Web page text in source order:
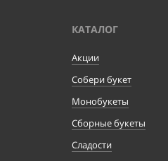
КАТАЛОГ
Акции
Собери букет
Монобукеты
Сборные букеты
Сладости